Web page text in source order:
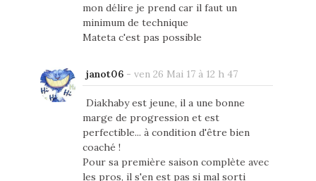
mon délire je prend car il faut un
minimum de technique
Mateta c'est pas possible
janot06- ven 26 Mai 17 à 12 h 47
Diakhaby est jeune, il a une bonne
marge de progression et est
perfectible... à condition d'être bien
coaché !
Pour sa première saison complète avec
les pros, il s'en est pas si mal sorti